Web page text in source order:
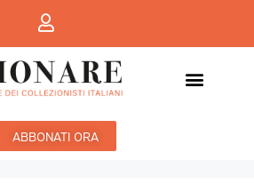
ABBONATI ORA